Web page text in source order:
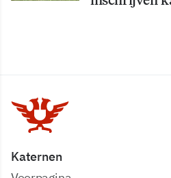
Katernen